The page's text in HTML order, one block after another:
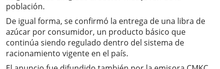
población.
De igual forma, se confirmó la entrega de una libra de
azúcar por consumidor, un producto básico que
continúa siendo regulado dentro del sistema de
racionamiento vigente en el país.